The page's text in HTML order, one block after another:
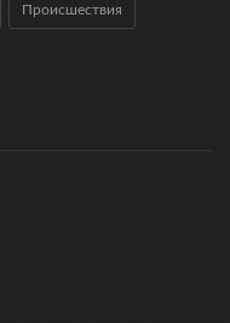
Происшествия